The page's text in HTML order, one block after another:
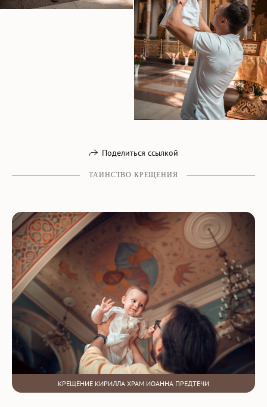
Поделиться ссылкой
ТАИНСТВО КРЕЩЕНИЯ
КРЕЩЕНИЕ КИРИЛЛА ХРАМ ИОАННА ПРЕДТЕЧИ